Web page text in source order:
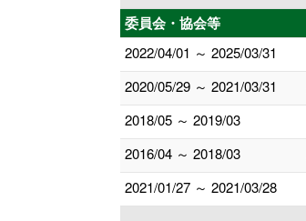
委員会・協会等
2022/04/01 ～ 2025/03/31
2020/05/29 ～ 2021/03/31
2018/05 ～ 2019/03
2016/04 ～ 2018/03
2021/01/27 ～ 2021/03/28